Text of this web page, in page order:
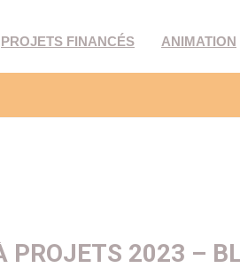
PROJETS FINANCÉS ANIMATION
PROJETS 2023 –